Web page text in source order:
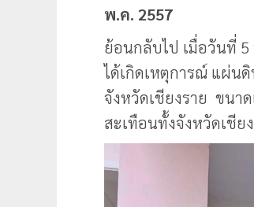
พ.ค. 2557
ย้อนกลับไป เมื่อวันที่ 5
ได้เกิดเหตุการณ์ แผ่น
จังหวัดเชียงราย ขนา
สะเทือนทั้งจังหวัดเชีย